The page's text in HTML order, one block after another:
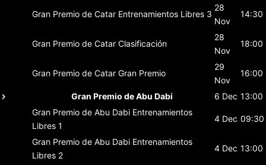
Gran Premio de Catar Entrenamientos Libres 3
28
Nov
14:30
Gran Premio de Catar Clasificación
28
Nov
18:00
Gran Premio de Catar Gran Premio
29
Nov
16:00
Gran Premio de Abu Dabi 6 Dec 13:00
Gran Premio de Abu Dabi Entrenamientos
Libres 1
4 Dec 09:30
Gran Premio de Abu Dabi Entrenamientos
Libres 2
4 Dec 13:00